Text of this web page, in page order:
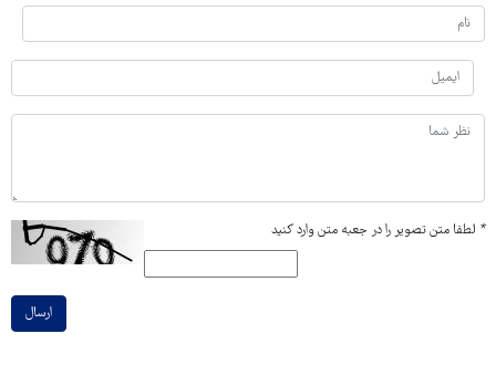
* لطفا متن تصویر را در جعبه متن وارد کنید
ارسال